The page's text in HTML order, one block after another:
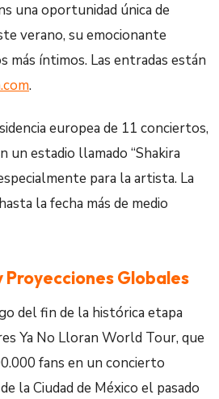
una oportunidad única de
verano, su emocionante
más íntimos. Las entradas están
.
europea de 11 conciertos,
un estadio llamado “Shakira
para la artista. La
la fecha más de medio
Proyecciones Globales
del fin de la histórica etapa
Ya No Lloran World Tour, que
fans en un concierto
la Ciudad de México el pasado